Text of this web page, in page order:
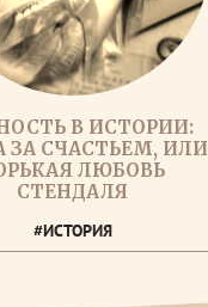
В ИСТОРИИ:
ЗА СЧАСТЬЕМ, ИЛИ
ЛЮБОВЬ
СТЕНДАЛЯ
#ИСТОРИЯ